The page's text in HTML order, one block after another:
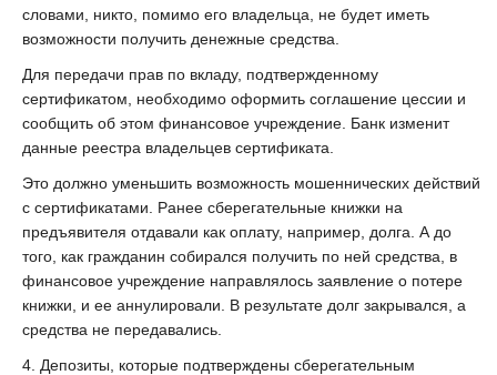
словами, никто, помимо его владельца, не будет иметь
возможности получить денежные средства.
Для передачи прав по вкладу, подтвержденному
сертификатом, необходимо оформить соглашение цессии и
сообщить об этом финансовое учреждение. Банк изменит
данные реестра владельцев сертификата.
Это должно уменьшить возможность мошеннических действий
с сертификатами. Ранее сберегательные книжки на
предъявителя отдавали как оплату, например, долга. А до
того, как гражданин собирался получить по ней средства, в
финансовое учреждение направлялось заявление о потере
книжки, и ее аннулировали. В результате долг закрывался, а
средства не передавались.
4. Депозиты, которые подтверждены сберегательным